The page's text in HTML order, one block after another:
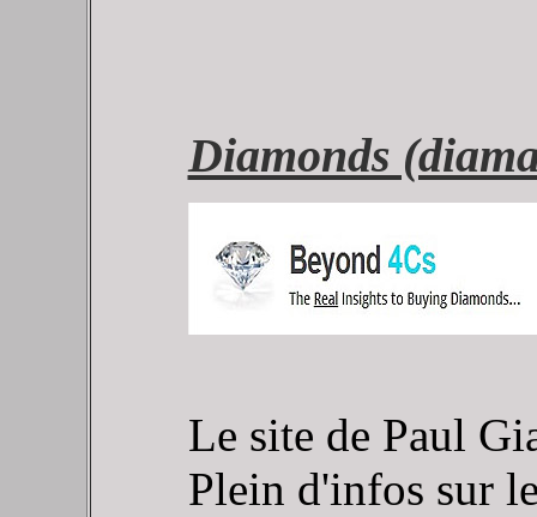
Diamonds
Le site de Paul
Plein d'infos sur